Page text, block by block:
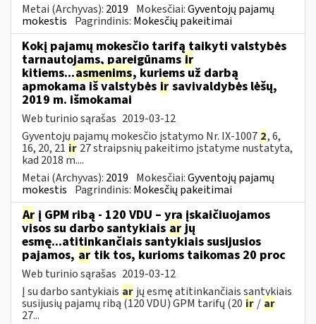
Metai (Archyvas): 2019 Mokesčiai:Gyventojų pajamų
mokestis Pagrindinis: Mokesčių pakeitimai
Kokį pajamų mokesčio tarifą taikyti valstybės
tarnautojams, pareigūnams ir
kitiems...asmenims, kuriems už darbą
apmokama iš valstybės ir savivaldybės lėšų,
2019 m. išmokamai
Web turinio sąrašas 2019-03-12
Gyventojų pajamų mokesčio įstatymo Nr. IX-1007 2, 6,
16, 20, 21 ir 27 straipsnių pakeitimo įstatyme nustatyta,
kad 2018 m....
Metai (Archyvas): 2019 Mokesčiai:Gyventojų pajamų
mokestis Pagrindinis: Mokesčių pakeitimai
Ar į GPM ribą - 120 VDU – yra įskaičiuojamos
visos su darbo santykiais arjų
esmę...atitinkančiais santykiais susijusios
pajamos, ar tik tos, kurioms taikomas 20 proc
Web turinio sąrašas 2019-03-12
Į su darbo santykiais ar jų esmę atitinkančiais santykiais
susijusių pajamų ribą (120 VDU) GPM tarifų (20 ir / ar
27...